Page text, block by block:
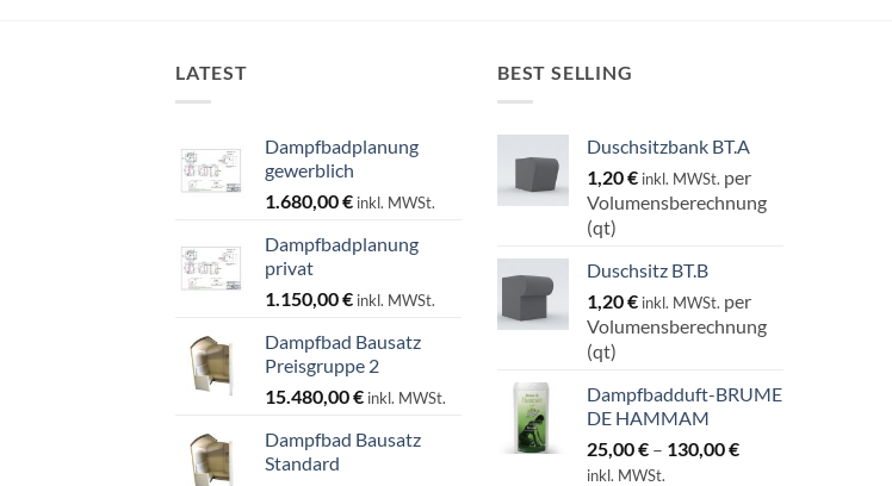
LATEST
Dampfbadplanung
gewerblich
1.680,00€ inkl. MWSt.
Dampfbadplanung
privat
1.150,00€ inkl. MWSt.
Dampfbad Bausatz
Preisgruppe 2
15.480,00€ inkl. MWSt.
Dampfbad Bausatz
Standard
BEST SELLING
Duschsitzbank BT.A
1,20€ inkl. MWSt. per
Volumensberechnung
(qt)
Duschsitz BT.B
1,20€ inkl. MWSt. per
Volumensberechnung
(qt)
Dampfbadduft-BRUME
DE HAMMAM
25,00€ – 130,00€Preisspanne:
inkl. MWSt.